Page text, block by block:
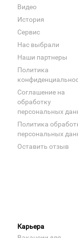
Видео
История
Сервис
Нас выбрали
Наши партнеры
Политика
Соглашение на
обработку
персональных
Политика
персональных
Оставить отзыв
Карьера